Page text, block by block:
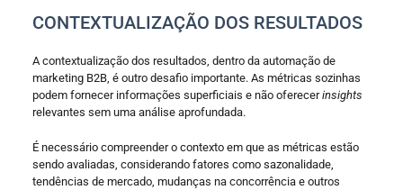
CONTEXTUALIZAÇÃO DOS RESULTADOS
A contextualização dos resultados, dentro da automação de
marketing B2B, é outro desafio importante. As métricas sozinhas
podem fornecer informações superficiais e não oferecerinsights
relevantes sem uma análise aprofundada.
É necessário compreender o contexto em que as métricas estão
sendo avaliadas, considerando fatores como sazonalidade,
tendências de mercado, mudanças na concorrência e outros